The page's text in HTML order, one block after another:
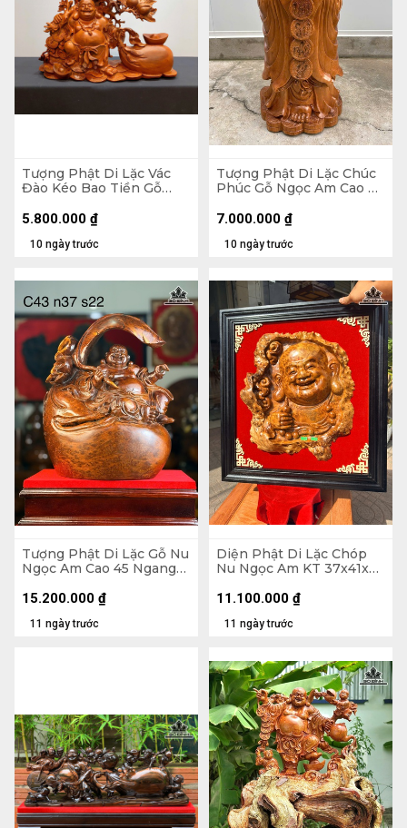
Tượng Phật Di Lặc Vác
Đào Kéo Bao Tiền Gỗ
Sâu 18 (cm)
10 ngày trước
5.800.000 ₫
Tượng Phật Di Lặc Chúc
Phúc Gỗ Ngọc Am Cao 90
10 ngày trước
7.000.000 ₫
Tượng Phật Di Lặc Gỗ Nu
Ngọc Am Cao 45 Ngang
11 ngày trước
15.200.000 ₫
Diện Phật Di Lặc Chóp
Nu Ngọc Am KT 37x41x7
11 ngày trước
11.100.000 ₫